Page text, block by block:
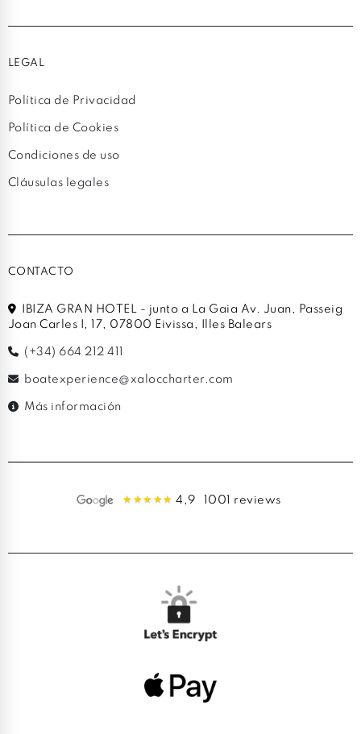
LEGAL
Política de Privacidad
Política de Cookies
Condiciones de uso
Cláusulas legales
CONTACTO
IBIZA GRAN HOTEL - junto a La Gaia Av. Juan, Passeig
Joan Carles I, 17, 07800 Eivissa, Illes Balears
(+34) 664 212 411
boatexperience@xaloccharter.com
Más información
4,9 1001 reviews